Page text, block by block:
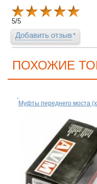
5/5
Добавить отзыв
ПОХОЖИЕ
Муфты переднего моста